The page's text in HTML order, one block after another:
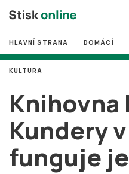
# MUNI
# Brno
# volby
login PŘIHLÁSIT SE
HLAVNÍ STRANA DOMÁCÍ
Knihovna
Kundery
funguje
KULTURA